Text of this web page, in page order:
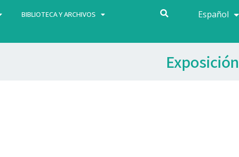
BIBLIOTECA Y ARCHIVOS Español
Français
Exposición